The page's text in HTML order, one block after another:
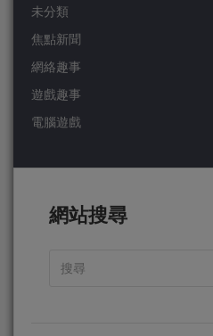
未分類
焦點新聞
網絡趣事
遊戲趣事
電腦遊戲
網站搜尋